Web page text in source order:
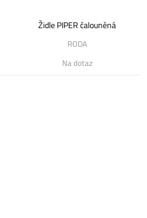
Židle PIPER čalouněná
RODA
Na dotaz